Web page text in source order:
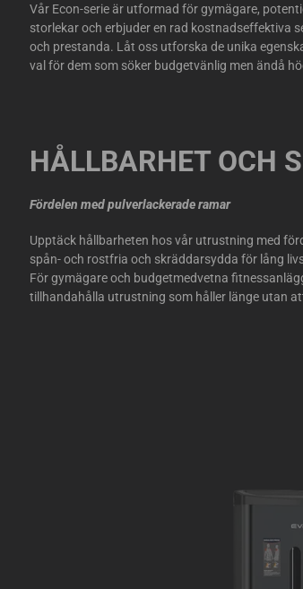
Vår Econ-serie är utformad för gymägare,
storlekar och erbjuder en rad kostnadseffektiva
och prestanda. Låt oss utforska de unika
val för dem som söker budgetvänlig men ändå
HÅLLBARHET OCH
Fördelen med pulverlackerade ramar
Upptäck hållbarheten hos vår utrustning med
spån- och rostfria och skräddarsydda för lång
För gymägare och budgetmedvetna
tillhandahålla utrustning som håller länge utan